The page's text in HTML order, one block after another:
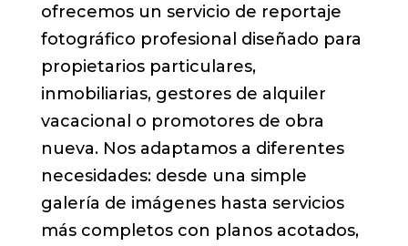
ofrecemos un servicio de reportaje
fotográfico profesional diseñado para
propietarios particulares,
inmobiliarias, gestores de alquiler
vacacional o promotores de obra
nueva. Nos adaptamos a diferentes
necesidades: desde una simple
galería de imágenes hasta servicios
más completos con planos acotados,